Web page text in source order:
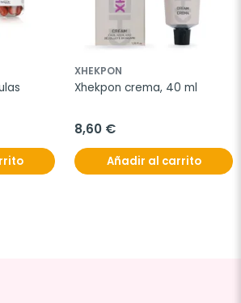
XHEKPON
Xhekpon crema, 40 ml
8,60 €
Añadir al carrito